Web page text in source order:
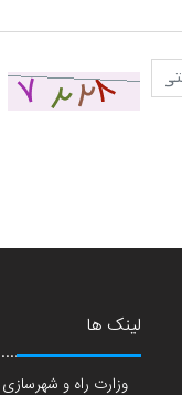
لینک ها
وزارت راه و